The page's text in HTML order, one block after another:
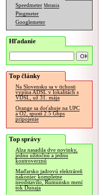
Speedmeter Merania
Pingmeter
Googlemeter
Hľadanie
Top články
Na Slovensku sa v tichosti
vypína ADSL v lokalitách s
VDSL, už 31. mája
Orange sa doťahuje na UPC
a O2, spustí 2.5 Gbps
pripojenie
Top správy
Alza nasadila dve novinky,
jednu užitočnú a jednu
kontroverznú
Maďarsko jadrovú elektráreň
nakoniec kompletne
neodstavilo, Rumunsko mení
tok Dunaja